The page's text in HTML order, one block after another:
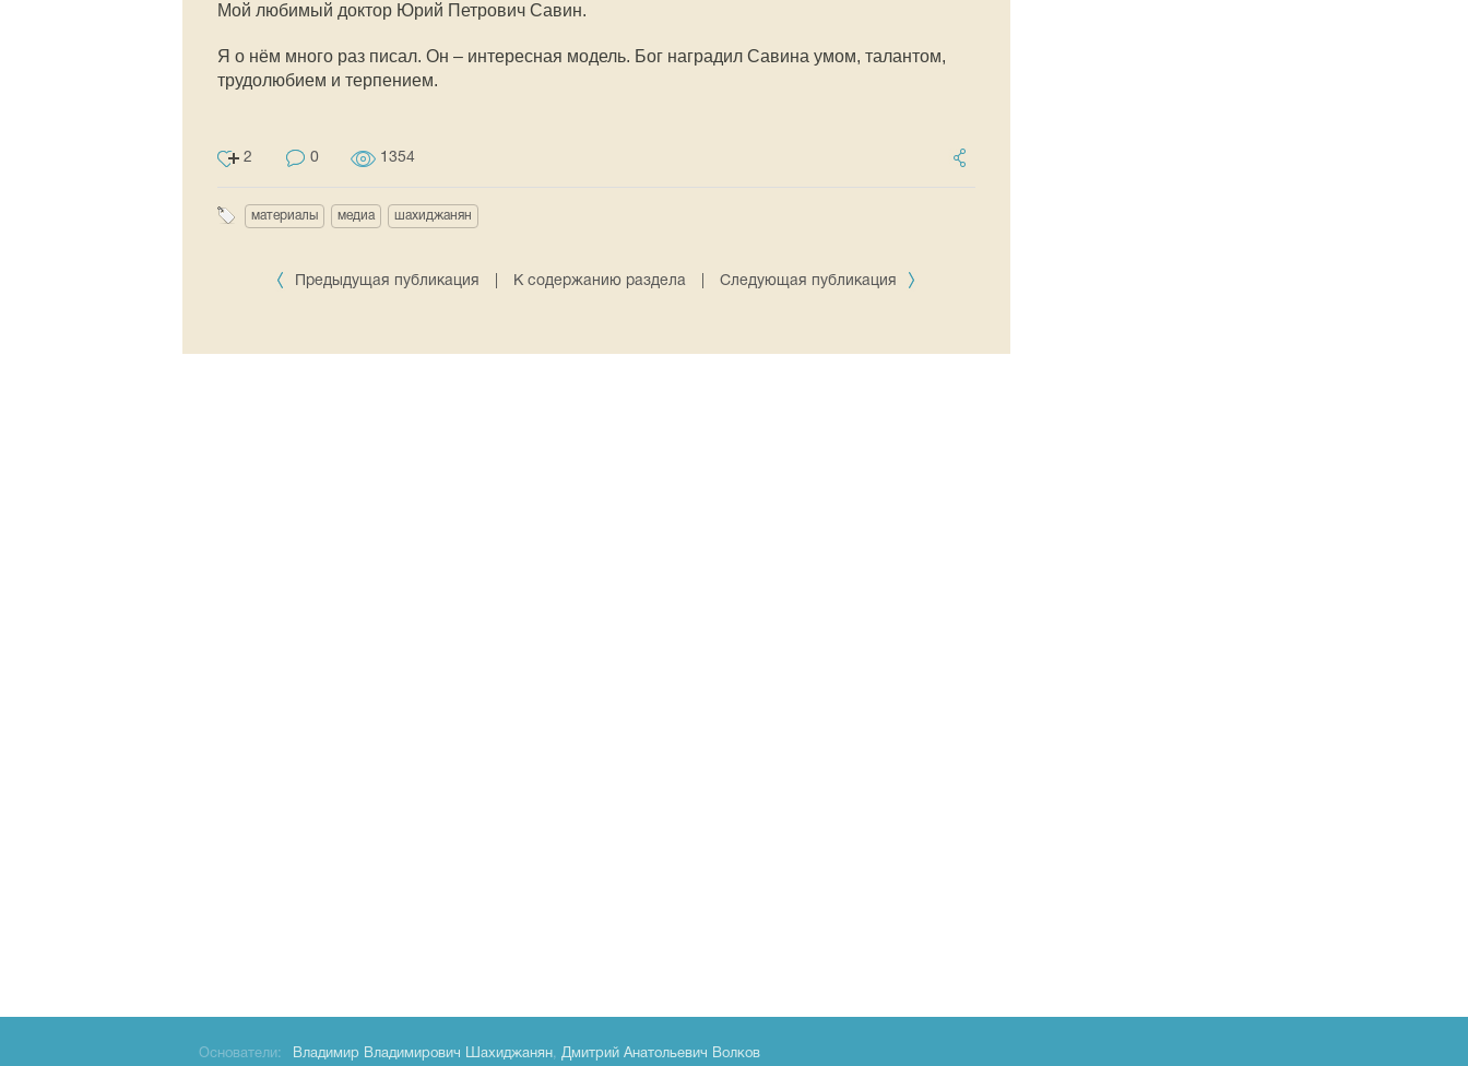
Мой любимый доктор Юрий Петрович Савин.
Я о нём много раз писал. Он – интересная модель. Бог наградил Савина умом, талантом,
трудолюбием и терпением.
2 0 1354
материалы медиа шахиджанян
Предыдущая публикация К содержанию раздела Следующая публикация
Основатели: Владимир Владимирович Шахиджанян, Дмитрий Анатольевич Волков